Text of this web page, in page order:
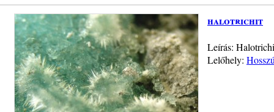
halotrichit
Leírás:
Lelőhely: